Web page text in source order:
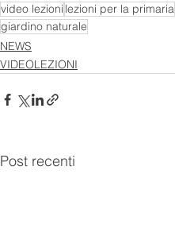
video lezioni lezioni per la primaria
giardino naturale
NEWS
VIDEOLEZIONI
Post recenti